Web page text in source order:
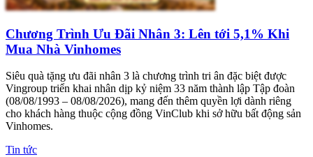
Chương Trình Ưu Đãi Nhân 3: Lên tới 5,1% Khi
Mua Nhà Vinhomes
Siêu quà tặng ưu đãi nhân 3 là chương trình tri ân đặc biệt được
Vingroup triển khai nhân dịp kỷ niệm 33 năm thành lập Tập đoàn
(08/08/1993 – 08/08/2026), mang đến thêm quyền lợi dành riêng
cho khách hàng thuộc cộng đồng VinClub khi sở hữu bất động sản
Vinhomes.
Tin tức